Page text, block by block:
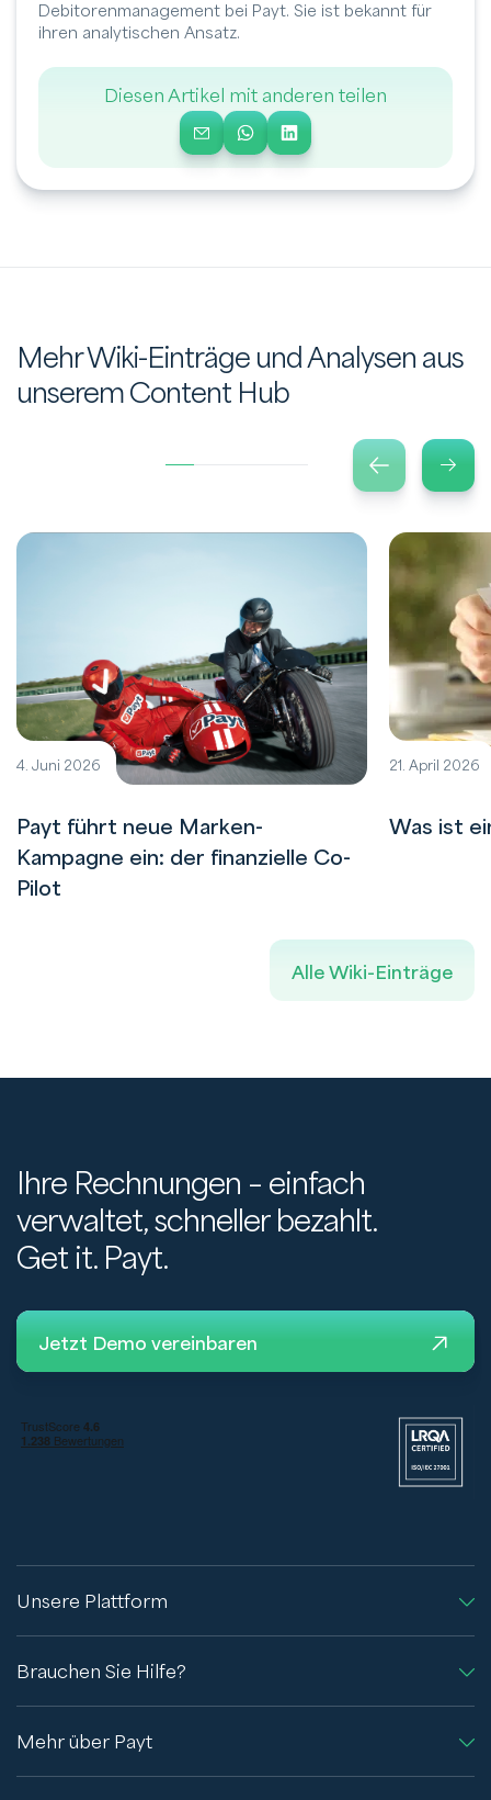
Debitorenmanagement bei Payt. Sie ist bekannt für
ihren analytischen Ansatz.
Diesen Artikel mit anderen teilen
Mehr Wiki-Einträge und Analysen aus
unserem Content Hub
4. Juni 2026
Payt führt neue Marken-
Kampagne ein: der finanzielle Co-
Pilot
21. April 2026
Was ist
Alle Wiki-Einträge
Ihre Rechnungen – einfach
verwaltet, schneller bezahlt.
Get it. Payt.
Jetzt Demo vereinbaren
Unsere Plattform
Brauchen Sie Hilfe?
Mehr über Payt